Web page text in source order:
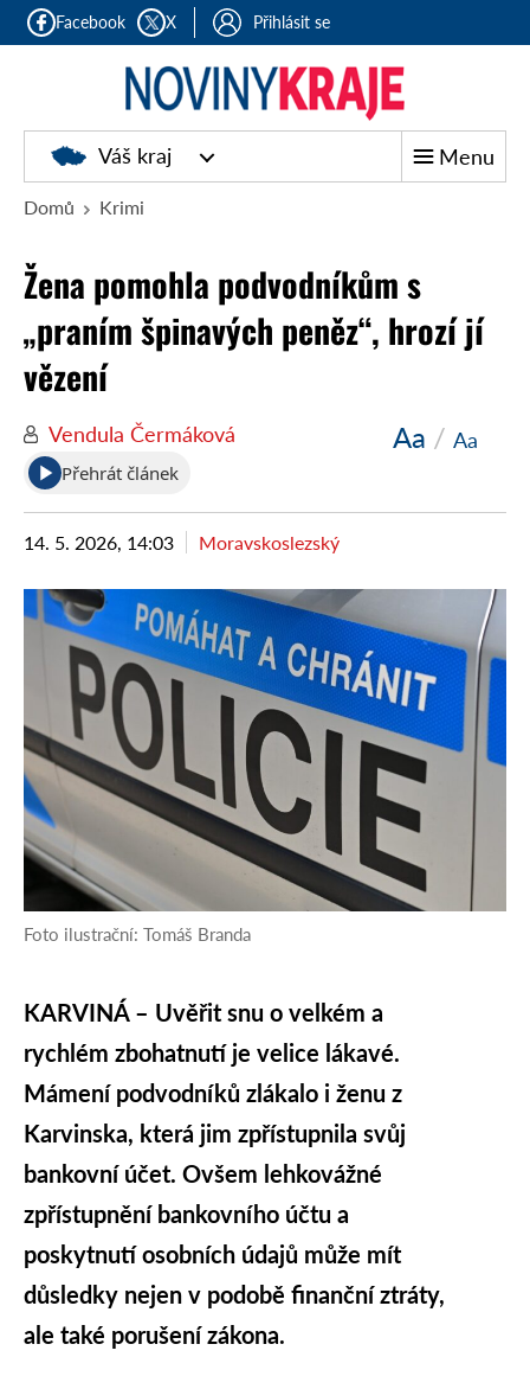
Facebook X Přihlásit se
Noviny
kraje
Váš kraj Menu
Domů Krimi
Žena pomohla podvodníkům s
„praním špinavých peněz“, hrozí jí
vězení
Vendula Čermáková Aa / Aa
Přehrát článek
14. 5. 2026, 14:03 Moravskoslezský
Foto ilustrační: Tomáš Branda
KARVINÁ – Uvěřit snu o velkém a
rychlém zbohatnutí je velice lákavé.
Mámení podvodníků zlákalo i ženu z
Karvinska, která jim zpřístupnila svůj
bankovní účet. Ovšem lehkovážné
zpřístupnění bankovního účtu a
poskytnutí osobních údajů může mít
důsledky nejen v podobě finanční ztráty,
ale také porušení zákona.